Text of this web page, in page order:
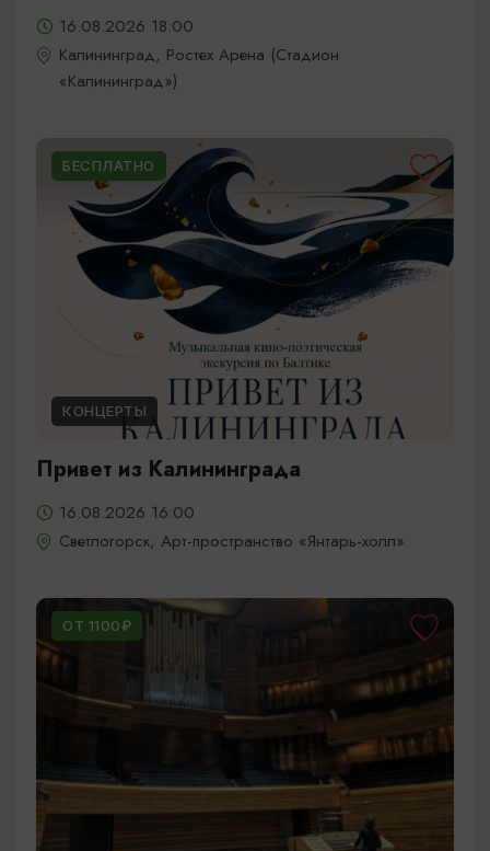
16.08.2026 18:00
Калининград, Ростех Арена (Стадион
«Калининград»)
БЕСПЛАТНО
КОНЦЕРТЫ
Привет из Калининграда
16.08.2026 16:00
Светлогорск, Арт-пространство «Янтарь-холл»
ОТ 1100₽